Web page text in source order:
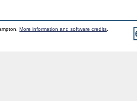
More information and software credits